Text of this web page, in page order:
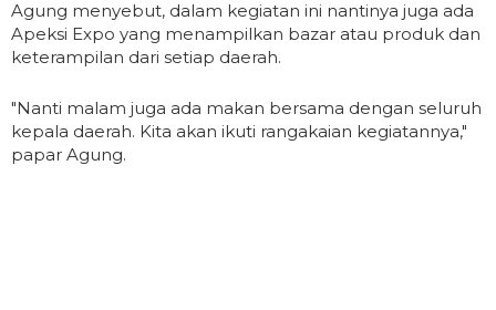
Agung menyebut, dalam kegiatan ini nantinya juga ada
Apeksi Expo yang menampilkan bazar atau produk dan
keterampilan dari setiap daerah.
"Nanti malam juga ada makan bersama dengan seluruh
kepala daerah. Kita akan ikuti rangakaian kegiatannya,"
papar Agung.